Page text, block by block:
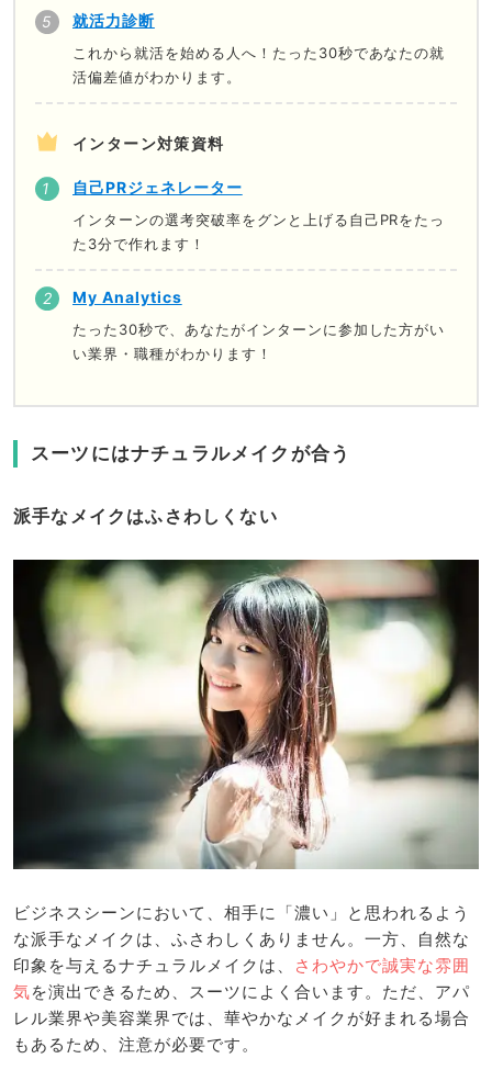
就活力診断
これから就活を始める人へ！たった30秒であなたの就
活偏差値がわかります。
インターン対策資料
自己PRジェネレーター
インターンの選考突破率をグンと上げる自己PRをたっ
た3分で作れます！
My Analytics
たった30秒で、あなたがインターンに参加した方がい
い業界・職種がわかります！
スーツにはナチュラルメイクが合う
派手なメイクはふさわしくない
ビジネスシーンにおいて、相手に「濃い」と思われるよう
な派手なメイクは、ふさわしくありません。一方、自然な
印象を与えるナチュラルメイクは、
さわやかで誠実な雰囲
気を演出できるため、スーツによく合います。ただ、アパ
レル業界や美容業界では、華やかなメイクが好まれる場合
もあるため、注意が必要です。